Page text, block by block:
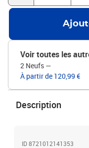
totales : 94 x 77 x 80 cm
cmProfondeur du siège :
cmHauteur de
charge maximale : 110
Voir toutes les
2 Neufs —
À partir de 120,99 €
Description
ID 8721012141353